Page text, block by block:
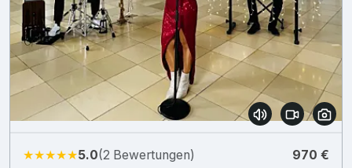
★★★★★5.0(2 Bewertungen) 970 €